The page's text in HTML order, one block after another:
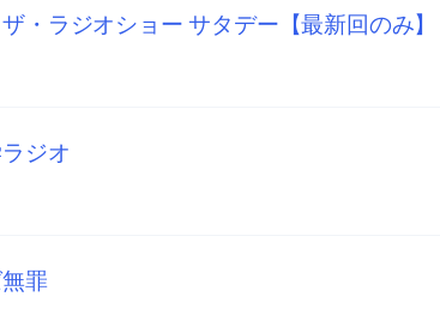
ラジオショー サタデー【最新回のみ】
ジオ
罪